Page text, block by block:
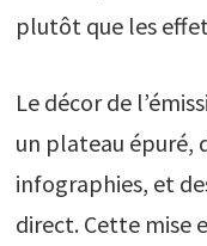
plutôt que les
Le décor de
un plateau épuré,
infographies, et
direct. Cette mise